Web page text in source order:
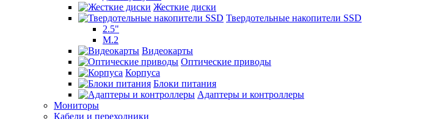
Жесткие диски
Твердотельные накопители SSD
2.5"
M.2
Видеокарты
Оптические приводы
Корпуса
Блоки питания
Адаптеры и контроллеры
Мониторы
Кабели и переходники